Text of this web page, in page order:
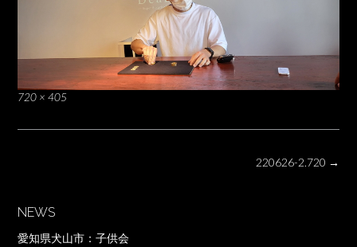
Full
720 × 405
220626-2.720 →
NEWS
愛知県犬山市：子供会